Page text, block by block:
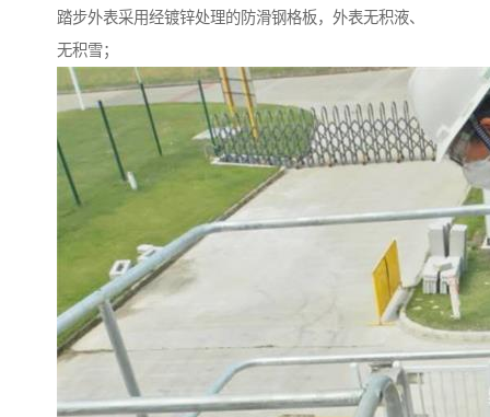
踏步外表采用经镀锌处理的防滑钢格板，外表无积液、
无积雪；